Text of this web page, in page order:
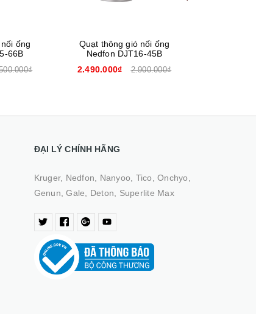
ống
45B
Quạt thông gió nối ống
Nedfon DJT15-45B
2.390.000₫
2.800.000₫
ĐẠI LÝ CHÍNH HÃNG
Kruger, Nedfon, Nanyoo, Tico, Onchyo,
Genun, Gale, Deton, Superlite Max